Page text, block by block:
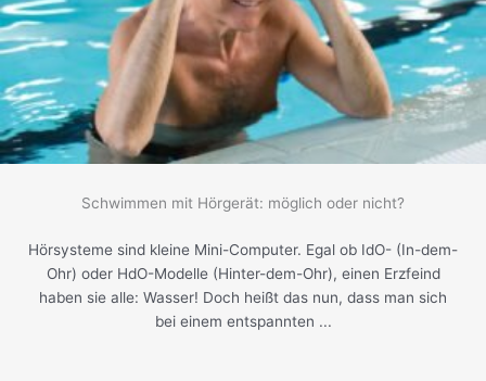
Schwimmen mit Hörgerät: möglich oder nicht?
Hörsysteme sind kleine Mini-Computer. Egal ob IdO- (In-dem-
Ohr) oder HdO-Modelle (Hinter-dem-Ohr), einen Erzfeind
haben sie alle: Wasser! Doch heißt das nun, dass man sich
bei einem entspannten ...